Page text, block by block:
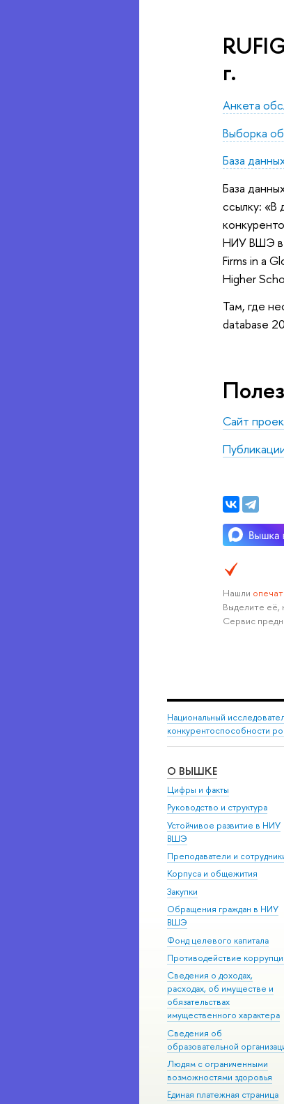
г.
Анкета
Выборка
База
База
ссылку: «В
НИУ ВШЭ в
Firms in a
Higher
Там, где
database
Сайт
Нашли
Выделите её,
Сервис
Национальный
конкурентоспособности
О ВЫШКЕ
Цифры и факты
Руководство и структура
Устойчивое развитие в НИУ
ВШЭ
Преподаватели и
Корпуса и общежития
Закупки
Обращения граждан в НИУ
ВШЭ
Фонд целевого капитала
Противодействие
Сведения о доходах,
расходах, об имуществе и
обязательствах
имущественного характера
Сведения об
образовательной
Людям с ограниченными
возможностями здоровья
Единая платежная страница